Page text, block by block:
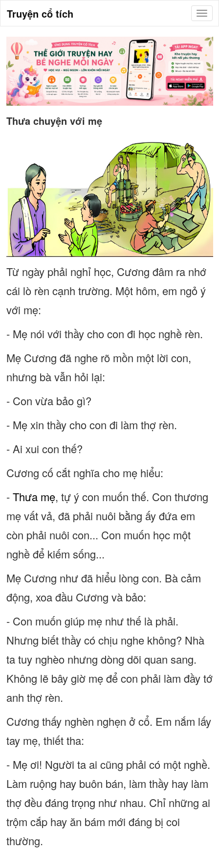
Truyện cổ tích
Thưa chuyện với mẹ
Từ ngày phải nghỉ học, Cương đâm ra nhớ
cái lò rèn cạnh trường. Một hôm, em ngỏ ý
với mẹ:
- Mẹ nói với thầy cho con đi học nghề rèn.
Mẹ Cương đã nghe rõ mồn một lời con,
nhưng bà vẫn hỏi lại:
- Con vừa bảo gì?
- Mẹ xin thầy cho con đi làm thợ rèn.
- Ai xui con thế?
Cương cố cắt nghĩa cho mẹ hiểu:
-Thưa mẹ, tự ý con muốn thế. Con thương
mẹ vất vả, đã phải nuôi bằng ấy đứa em
còn phải nuôi con... Con muốn học một
nghề để kiếm sống...
Mẹ Cương như đã hiểu lòng con. Bà cảm
động, xoa đầu Cương và bảo:
- Con muốn giúp mẹ như thế là phải.
Nhưng biết thầy có chịu nghe không? Nhà
ta tuy nghèo nhưng dòng dõi quan sang.
Không lẽ bây giờ mẹ để con phải làm đầy tớ
anh thợ rèn.
Cương thấy nghèn nghẹn ở cổ. Em nắm lấy
tay mẹ, thiết tha:
- Mẹ ơi! Người ta ai cũng phải có một nghề.
Làm ruộng hay buôn bán, làm thầy hay làm
thợ đều đáng trọng như nhau. Chỉ những ai
trộm cắp hay ăn bám mới đáng bị coi
thường.